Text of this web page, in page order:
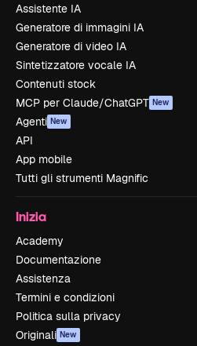
Assistente IA
Generatore di immagini IA
Generatore di video IA
Sintetizzatore vocale IA
Contenuti stock
MCP per Claude/ChatGPT New
Agenti New
API
App mobile
Tutti gli strumenti Magnific
Inizia
Academy
Documentazione
Assistenza
Termini e condizioni
Politica sulla privacy
Originali New